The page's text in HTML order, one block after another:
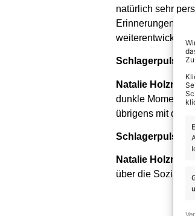
natürlich sehr
Erinnerungen zu
weiterentwickle
Natalie Holzner:
dunkle Momente
übrigens mit den
Natalie Holzner:
über die Sozialen